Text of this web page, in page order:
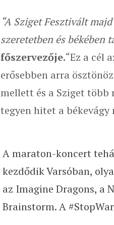
“A Sziget Fesztivált
szeretetben és békében
főszervezője.“Ez a cél
erősebben arra
mellett és a Sziget több
tegyen hitet a békevágy
A maraton-koncert
kezdődik Varsóban,
az Imagine Dragons, a
Brainstorm. A